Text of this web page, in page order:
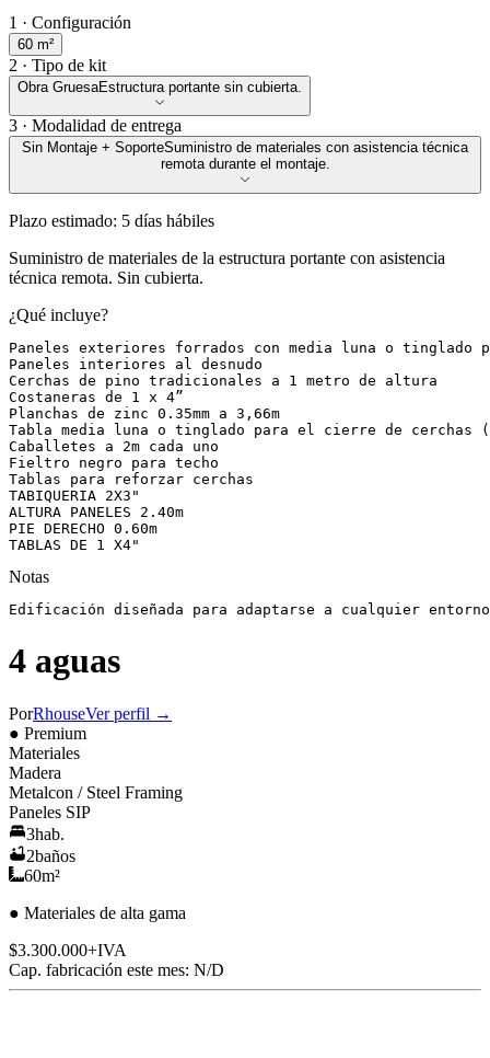
1 · Configuración
60 m²
2 · Tipo de kit
Obra GruesaEstructura portante sin cubierta.
3 · Modalidad de entrega
Sin Montaje + SoporteSuministro de materiales con asistencia técnica
remota durante el montaje.
Plazo estimado: 5 días hábiles
Suministro de materiales de la estructura portante con asistencia
técnica remota. Sin cubierta.
¿Qué incluye?
Paneles exteriores forrados con media luna o tinglado
Paneles interiores al desnudo
Cerchas de pino tradicionales a 1 metro de altura
Costaneras de 1 x 4”
Planchas de zinc 0.35mm a 3,66m
Tabla media luna o tinglado para el cierre de cerchas
Caballetes a 2m cada uno
Fieltro negro para techo
Tablas para reforzar cerchas
TABIQUERIA 2X3"
ALTURA PANELES 2.40m
PIE DERECHO 0.60m
TABLAS DE 1 X4"
Notas
Edificación diseñada para adaptarse a cualquier
4 aguas
PorRhouseVer perfil →
● Premium
Materiales
Madera
Metalcon / Steel Framing
Paneles SIP
3hab.
2baños
60m²
● Materiales de alta gama
$3.300.000+IVA
Cap. fabricación este mes: N/D